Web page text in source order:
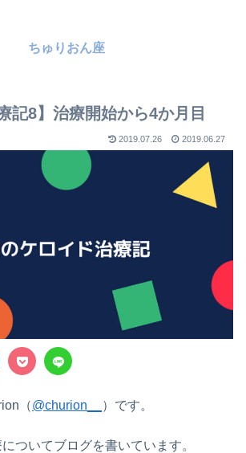
ちゅりおん座
記8】治療開始から4か月目
2019.07.26 2019.06.27
（@churion__ ）です。
ついてブログを書いています。